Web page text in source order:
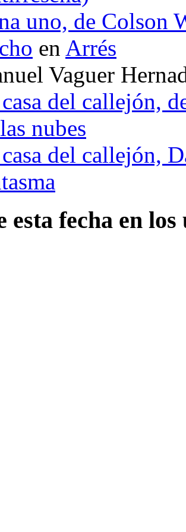
uno, de Colson
en Arrés
Vaguer
del callejón,
nubes
del callejón,
esta fecha en